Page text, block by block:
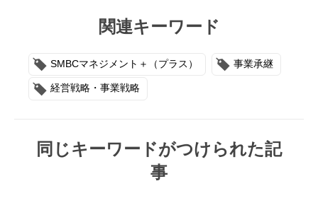
関連キーワード
SMBCマネジメント＋（プラス） 事業承継
経営戦略・事業戦略
同じキーワードがつけられた記
事